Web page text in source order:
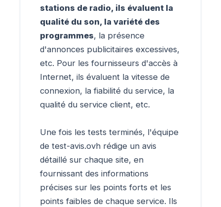
stations de radio, ils évaluent la
qualité du son, la variété des
programmes, la présence
d'annonces publicitaires excessives,
etc. Pour les fournisseurs d'accès à
Internet, ils évaluent la vitesse de
connexion, la fiabilité du service, la
qualité du service client, etc.
Une fois les tests terminés, l'équipe
de test-avis.ovh rédige un avis
détaillé sur chaque site, en
fournissant des informations
précises sur les points forts et les
points faibles de chaque service. Ils